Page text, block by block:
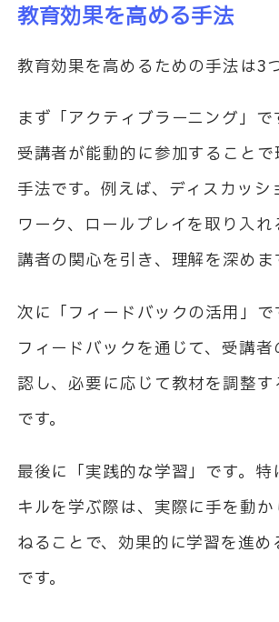
教育効果を高める手法
教育効果を高めるための手法は3
まず「アクティブラーニング」で
受講者が能動的に参加すること
手法です。例えば、ディスカッシ
ワーク、ロールプレイを取り入れ
講者の関心を引き、理解を深めま
次に「フィードバックの活用」で
フィードバックを通じて、受講
認し、必要に応じて教材を調整
です。
最後に「実践的な学習」です。特
キルを学ぶ際は、実際に手を動
ねることで、効果的に学習を進め
です。